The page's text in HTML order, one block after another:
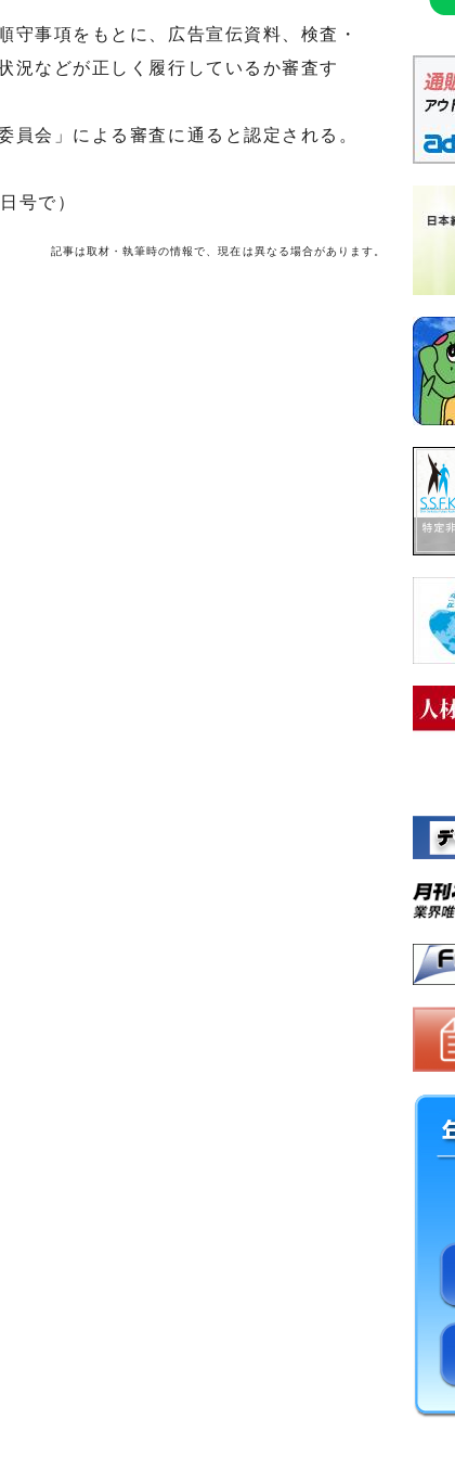
事項をもとに、広告宣伝資料、検査・
況などが正しく履行しているか審査す
会」による審査に通ると認定される。
号で）
記事は取材・執筆時の情報で、現在は異なる場合があります。